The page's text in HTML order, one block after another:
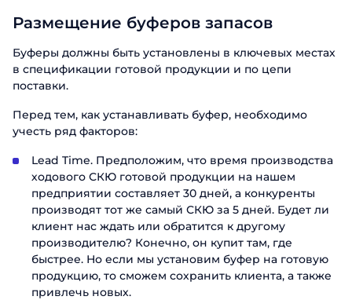
Размещение буферов запасов
Буферы должны быть установлены в ключевых местах
в спецификации готовой продукции и по цепи
поставки.
Перед тем, как устанавливать буфер, необходимо
учесть ряд факторов:
Lead Time. Предположим, что время производства
ходового СКЮ готовой продукции на нашем
предприятии составляет 30 дней, а конкуренты
производят тот же самый СКЮ за 5 дней. Будет ли
клиент нас ждать или обратится к другому
производителю? Конечно, он купит там, где
быстрее. Но если мы установим буфер на готовую
продукцию, то сможем сохранить клиента, а также
привлечь новых.